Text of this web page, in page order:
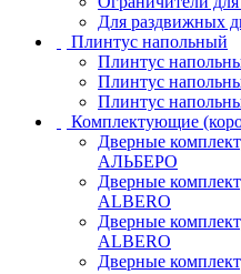
Для раздвижных
Плинтус напольный
Плинтус
Плинтус
Плинтус
Комплектующие
Дверные
АЛЬБЕРО
Дверные
ALBERO
Дверные
ALBERO
Дверные